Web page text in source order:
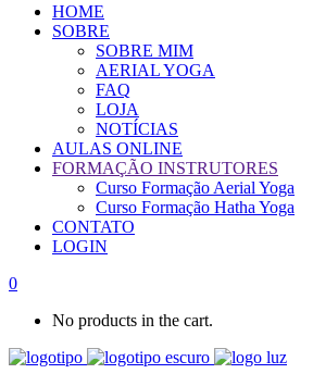
HOME
SOBRE
SOBRE MIM
AERIAL YOGA
FAQ
LOJA
NOTÍCIAS
AULAS ONLINE
FORMAÇÃO INSTRUTORES
Curso Formação Aerial Yoga
Curso Formação Hatha Yoga
CONTATO
LOGIN
0
No products in the cart.